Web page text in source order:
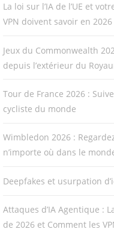
La loi sur l’IA de l’UE et
VPN doivent savoir en 2026
Jeux du Commonwealth
depuis l’extérieur du
Tour de France 2026 :
cycliste du monde
Wimbledon 2026 :
n’importe où dans le
Deepfakes et usurpation
Attaques d’IA Agentique :
de 2026 et Comment les